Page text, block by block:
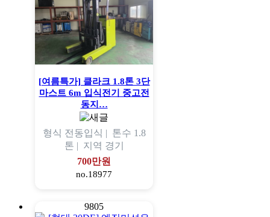
[여름특가] 클라크 1.8톤 3단
마스트 6m 입식전기 중고전
동지…
형식 전동입식 | 톤수 1.8
톤 | 지역 경기
700만원
no.18977
9805